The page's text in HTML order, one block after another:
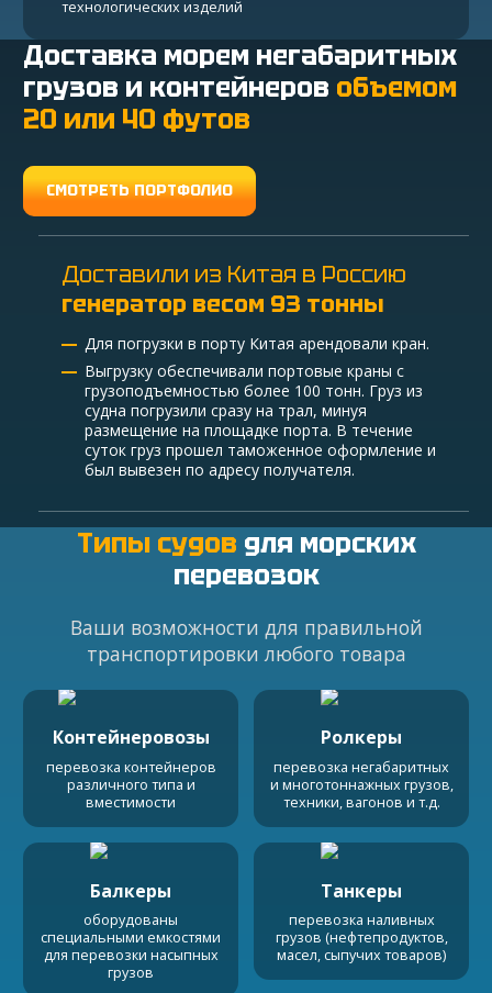
технологических изделий
Доставка морем негабаритных
грузов и контейнеров объемом
20 или 40 футов
СМОТРЕТЬ ПОРТФОЛИО
Доставили из Китая в Россию
генератор весом 93 тонны
Для погрузки в порту Китая арендовали кран.
Выгрузку обеспечивали портовые краны с
грузоподъемностью более 100 тонн. Груз из
судна погрузили сразу на трал, минуя
размещениe на площадке порта. В течение
суток груз прошел таможенное оформление и
был вывезен по адресу получателя.
Типы судов для морских
перевозок
Ваши возможности для правильной
транспортировки любого товара
Контейнеровозы
перевозка контейнеров
различного типа и
вместимости
Ролкеры
перевозка негабаритных
и многотоннажных грузов,
техники, вагонов и т.д.
Балкеры
оборудованы
специальными емкостями
для перевозки насыпных
грузов
Танкеры
перевозка наливных
грузов (нефтепродуктов,
масел, сыпучих товаров)